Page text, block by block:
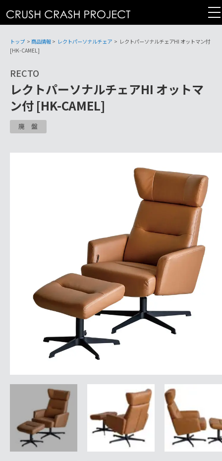
テ
トップ > 商品情報> レクトパーソナルチェア > レクトパーソナルチェアHI オットマン付
[HK-CAMEL]
RECTO
レクトパーソナルチェアHI オットマ
ン付 [HK-CAMEL]
廃盤